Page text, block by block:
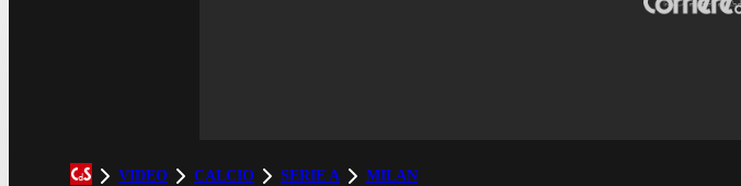
VIDEO CALCIO SERIE A MILAN